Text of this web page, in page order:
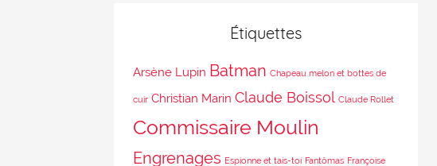
Étiquettes
Arsène Lupin Batman Chapeau melon et bottes de
cuir Christian Marin Claude Boissol Claude Rollet
Commissaire Moulin
Engrenages Espionne et tais-toi Fantômas Françoise